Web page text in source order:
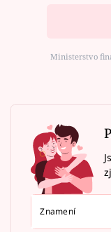
Ministerstvo